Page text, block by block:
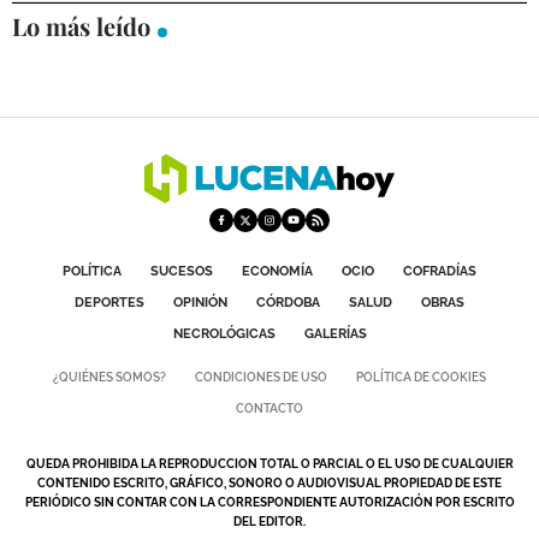
DEPORTES
DEPORTE BASE
VENTANA CIUDADANA
CÓRDOBA
OBRAS
Lo más leído
POLÍTICA SUCESOS ECONOMÍA OCIO
COFRADÍAS
DEPORTES
OPINIÓN CÓRDOBA SALUD
OBRAS
NECROLÓGICAS
GALERÍAS
¿QUIÉNES SOMOS? CONDICIONES DE USO POLÍTICA DE COOKIES
CONTACTO
QUEDA PROHIBIDA LA REPRODUCCION TOTAL O PARCIAL O EL USO DE CUALQUIER
CONTENIDO ESCRITO, GRÁFICO, SONORO O AUDIOVISUAL PROPIEDAD DE ESTE
PERIÓDICO SIN CONTAR CON LA CORRESPONDIENTE AUTORIZACIÓN POR ESCRITO
DEL EDITOR.